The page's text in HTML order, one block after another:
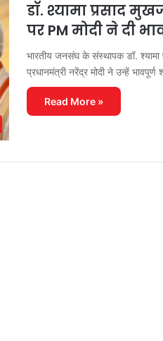
डॉ. श्यामा प्रसाद
पर PM मोदी ने दी
भारतीय जनसंघ के संस्थापक डॉ. श्यामा
प्रधानमंत्री नरेंद्र मोदी ने उन्हें भावपूर्ण
Read More »